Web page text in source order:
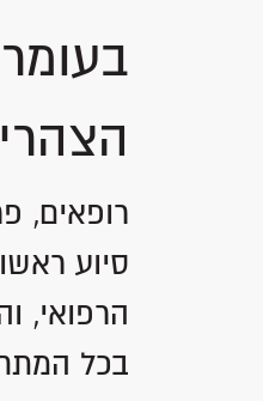
רופאים,
סיוע
הרפואי,
בכל